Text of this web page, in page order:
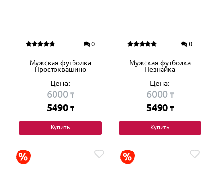
0
Мужская футболка
Простоквашино
Цена:
6000₸
5490 ₸
Купить
0
Мужская футболка
Незнайка
Цена:
6000₸
5490 ₸
Купить